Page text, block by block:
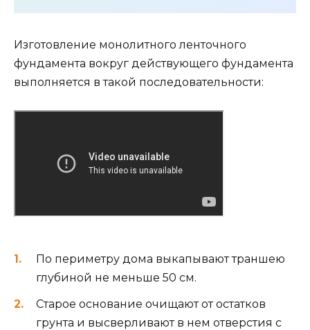
Изготовление монолитного ленточного
фундамента вокруг действующего фундамента
выполняется в такой последовательности:
По периметру дома выкапывают траншею
глубиной не меньше 50 см.
Старое основание очищают от остатков
грунта и высверливают в нем отверстия с